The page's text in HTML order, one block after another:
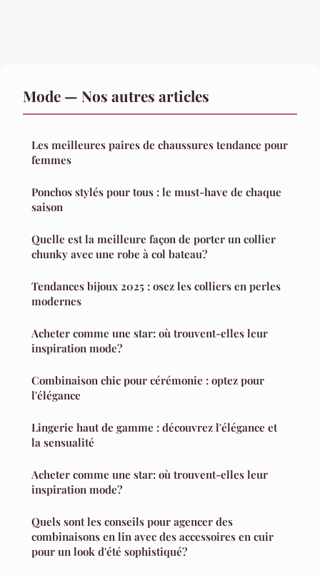
Mode — Nos autres articles
Les meilleures paires de chaussures tendance pour
femmes
Ponchos stylés pour tous : le must-have de chaque
saison
Quelle est la meilleure façon de porter un collier
chunky avec une robe à col bateau?
Tendances bijoux 2025 : osez les colliers en perles
modernes
Acheter comme une star: où trouvent-elles leur
inspiration mode?
Combinaison chic pour cérémonie : optez pour
l'élégance
Lingerie haut de gamme : découvrez l'élégance et
la sensualité
Acheter comme une star: où trouvent-elles leur
inspiration mode?
Quels sont les conseils pour agencer des
combinaisons en lin avec des accessoires en cuir
pour un look d'été sophistiqué?